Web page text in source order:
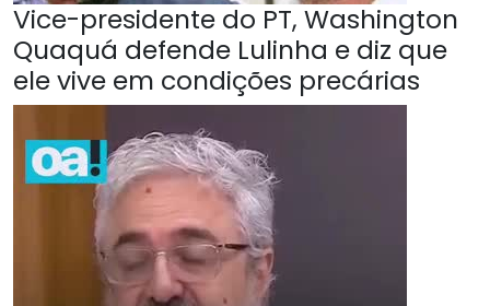
Vice-presidente do PT, Washington
Quaquá defende Lulinha e diz que
ele vive em condições precárias